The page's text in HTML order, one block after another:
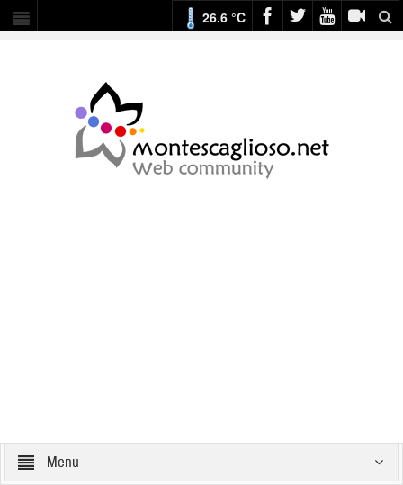
26.6 °C
Menu